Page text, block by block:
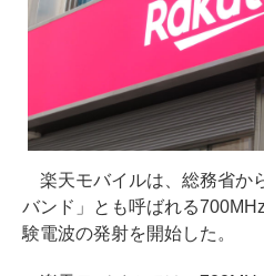
楽天モバイルは、総務省か
バンド」とも呼ばれる
験電波の発射を開始した。